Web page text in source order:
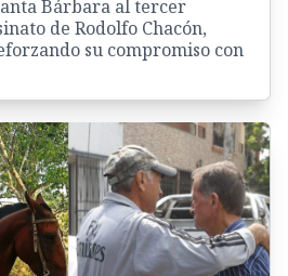
Bárbara al tercer
de Rodolfo Chacón,
su compromiso con